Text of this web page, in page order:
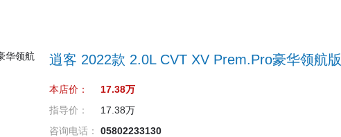
逍客 2022款 2.0L CVT XV Prem.Pro豪华领航版
本店价：
17.38万
指导价：
17.38万
咨询电话：
05802233130